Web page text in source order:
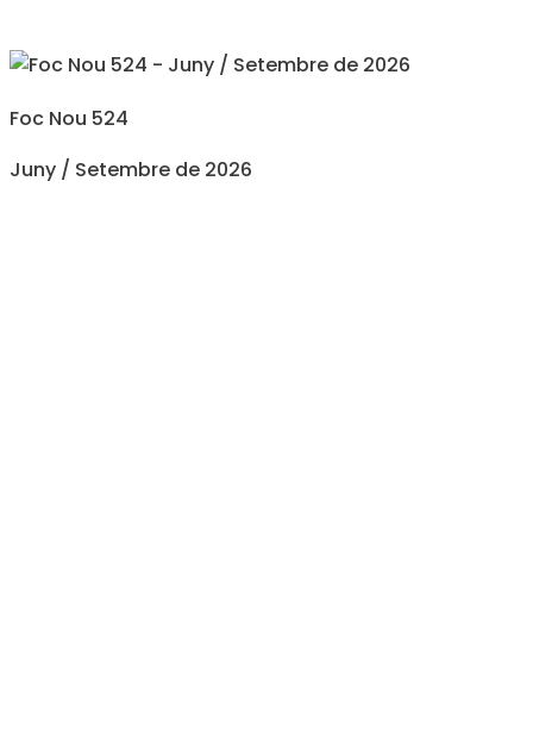
Foc Nou 524
Juny / Setembre de 2026